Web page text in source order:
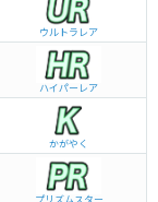
ウルトラレア
ハイパーレア
かがやく
プリズムスター